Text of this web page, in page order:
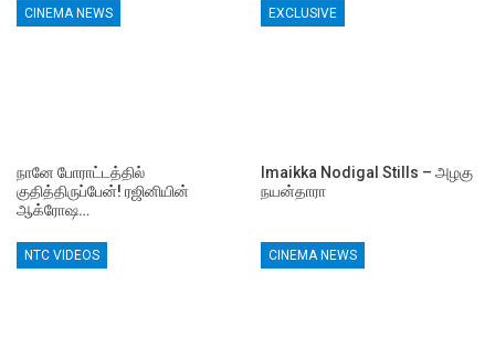
CINEMA NEWS
நானே போராட்டத்தில்
குதித்திருப்பேன்! ரஜினியின்
ஆக்ரோஷ…
EXCLUSIVE
Imaikka Nodigal Stills – அழகு
நயன்தாரா
NTC VIDEOS CINEMA NEWS